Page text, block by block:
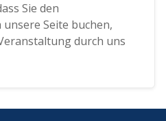
Sie den
Seite buchen,
durch uns